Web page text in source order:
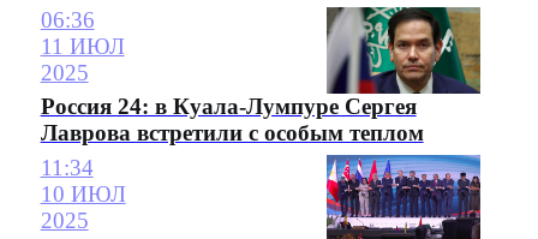
06:36
11 ИЮЛ
2025
Россия 24: в Куала-Лумпуре Сергея
Лаврова встретили с особым теплом
11:34
10 ИЮЛ
2025